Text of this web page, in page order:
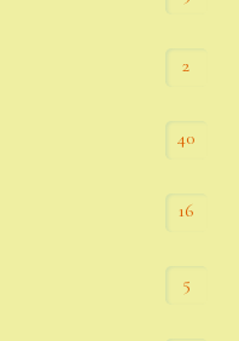
2
40
16
5